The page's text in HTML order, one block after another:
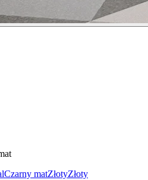
Czarny matZłotyZłoty